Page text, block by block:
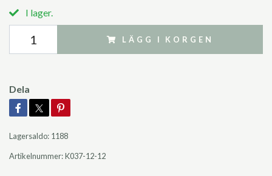
I lager.
LÄGG I KORGEN
Dela
Lagersaldo: 1188
Artikelnummer:K037-12-12